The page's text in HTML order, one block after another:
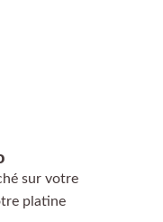
sur votre
platine